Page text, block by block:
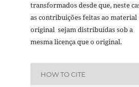
transformados desde que, neste
as contribuições feitas ao material
original sejam distribuídas sob a
mesma licença que o original.
HOW TO CITE